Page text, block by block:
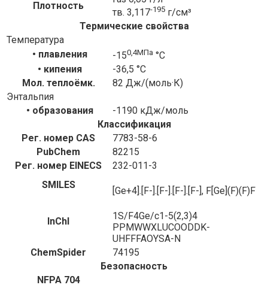
Плотность
тв. 3,117-195 г/см³
Термические свойства
Температура
• плавления
-150,4МПа °C
• кипения
-36,5 °C
Мол. теплоёмк.
82 Дж/(моль·К)
Энтальпия
• образования
-1190 кДж/моль
Классификация
Рег. номер CAS
7783-58-6
PubChem
82215
Рег. номер EINECS
232-011-3
SMILES
[Ge+4].[F-].[F-].[F-].[F-], F[Ge](F)(F)F
InChI
1S/F4Ge/c1-5(2,3)4
PPMWWXLUCOODDK-
UHFFFAOYSA-N
ChemSpider
74195
Безопасность
NFPA 704